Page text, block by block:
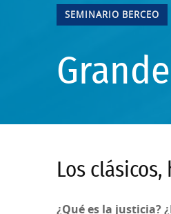
SEMINARIO BERCEO
Los clásicos,
¿Qué es la justicia?